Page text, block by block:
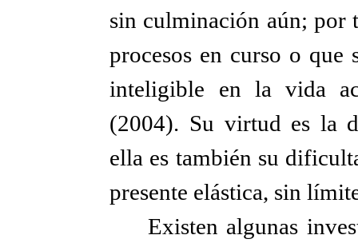
sin culminación aún; por
procesos en curso o que
inteligible en la vida
(2004). Su virtud es la
ella es también su
presente elástica, sin
Existen algunas